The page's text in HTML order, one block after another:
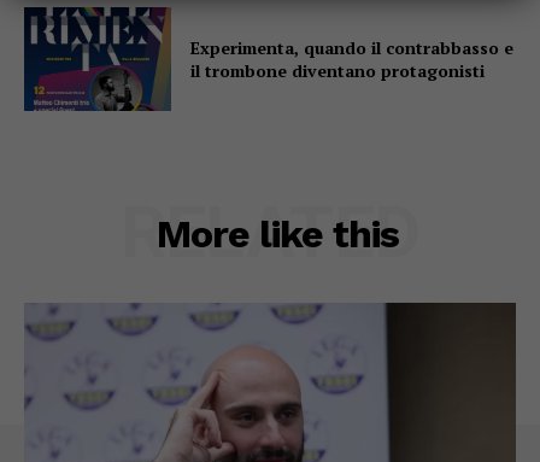
Experimenta, quando il contrabbasso e
il trombone diventano protagonisti
More like this
RELATED